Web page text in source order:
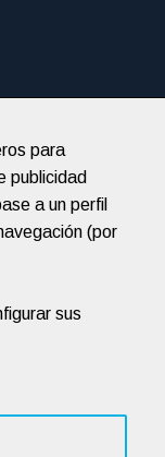
para
publicidad
a un perfil
(por
sus